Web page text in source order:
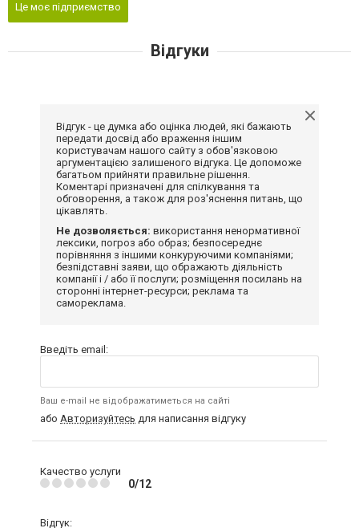
Це моє підприємство
Відгуки
Відгук - це думка або оцінка людей, які бажають
передати досвід або враження іншим
користувачам нашого сайту з обов'язковою
аргументацією залишеного відгука. Це допоможе
багатьом прийняти правильне рішення.
Коментарі призначені для спілкування та
обговорення, а також для роз'яснення питань, що
цікавлять.
Не дозволяється: використання ненормативної
лексики, погроз або образ; безпосереднє
порівняння з іншими конкуруючими компаніями;
безпідставні заяви, що ображають діяльність
компанії і / або її послуги; розміщення посилань на
сторонні інтернет-ресурси; реклама та
самореклама.
Введіть email:
Ваш e-mail не відображатиметься на сайті
або Авторизуйтесь для написання відгуку
Качество услуги
0/12
Відгук: